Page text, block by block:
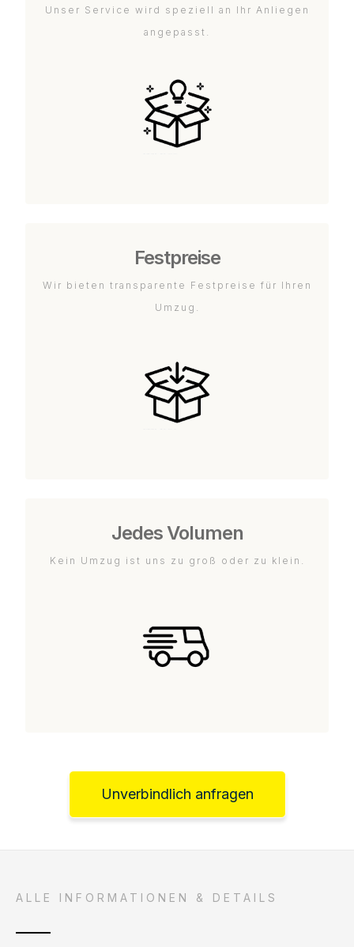
Unser Service wird speziell an Ihr Anliegen
angepasst.
Festpreise
Wir bieten transparente Festpreise für Ihren
Umzug.
Jedes Volumen
Kein Umzug ist uns zu groß oder zu klein.
Unverbindlich anfragen
ALLE INFORMATIONEN & DETAILS